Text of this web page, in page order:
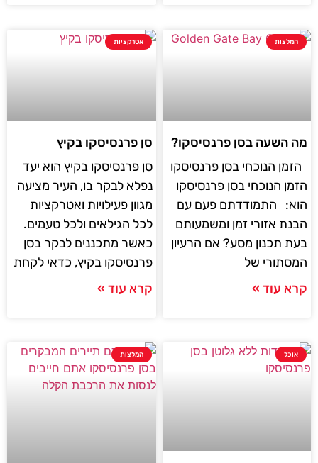
המלצות
מה השעה בסן פרנסיסקו?
הזמן הנוכחי בסן פרנסיסקו
הזמן הנוכחי בסן פרנסיסקו
הוא: התמודדתם פעם עם
הבנת אזורי זמן ומשמעותם
בעת תכנון מסע? אם הרעיון
המסתורי של
קרא עוד »
אטרקציות
סן פרנסיסקו בקיץ
סן פרנסיסקו בקיץ הוא יעד
נפלא לבקר בו, העיר מציעה
מגוון פעילויות ואטרקציות
לכל הגילאים ולכל טעמים.
כאשר מתכננים לבקר בסן
פרנסיסקו בקיץ, כדאי לקחת
קרא עוד »
אוכל המלצות